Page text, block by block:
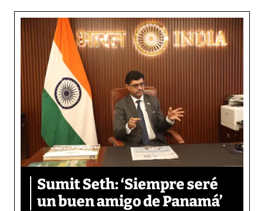
Sumit Seth: ‘Siempre seré
un buen amigo de Panamá’